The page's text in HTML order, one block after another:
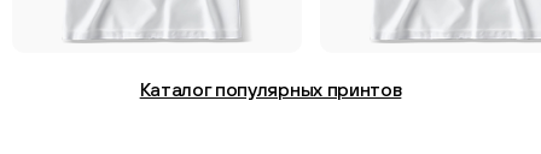
Каталог популярных принтов